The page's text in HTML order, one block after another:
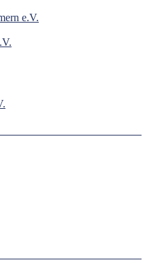
e.V.